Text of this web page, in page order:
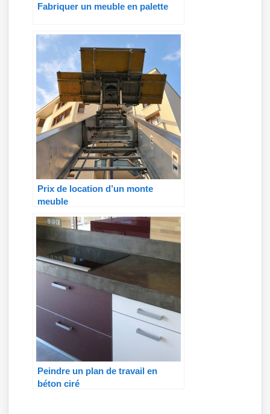
Fabriquer un meuble en palette
Prix de location d’un monte
meuble
Peindre un plan de travail en
béton ciré